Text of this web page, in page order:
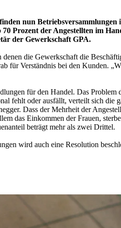
nun
Prozent der Angestellten im
der Gewerkschaft GPA.
die Gewerkschaft die
für Verständnis bei den Kunden.
für den Handel. Das Problem
fehlt oder ausfällt, verteilt sich
Dass der Mehrheit der
das Einkommen der Frauen,
beträgt mehr als zwei Drittel.
wird auch eine Resolution